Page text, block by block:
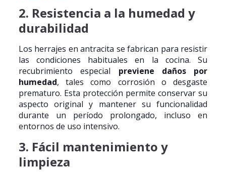
2. Resistencia a la humedad y
durabilidad
Los herrajes en antracita se fabrican para resistir
las condiciones habituales en la cocina. Su
recubrimiento especial previene daños por
humedad, tales como corrosión o desgaste
prematuro. Esta protección permite conservar su
aspecto original y mantener su funcionalidad
durante un período prolongado, incluso en
entornos de uso intensivo.
3. Fácil mantenimiento y
limpieza